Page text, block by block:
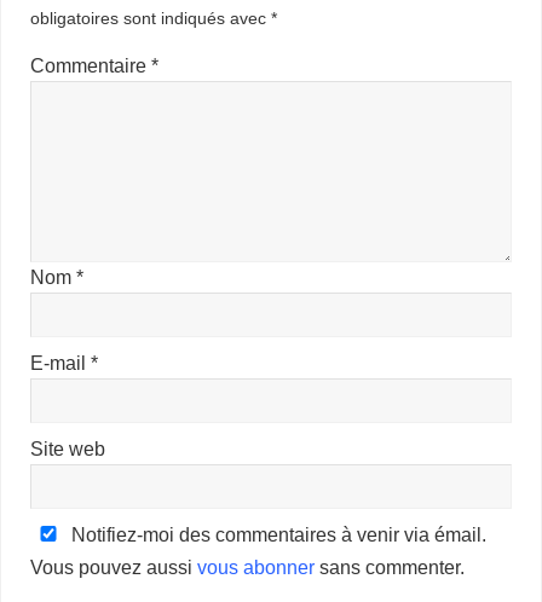
obligatoires sont indiqués avec*
Commentaire*
Nom*
E-mail*
Site web
Notifiez-moi des commentaires à venir via émail.
Vous pouvez aussivous abonner sans commenter.